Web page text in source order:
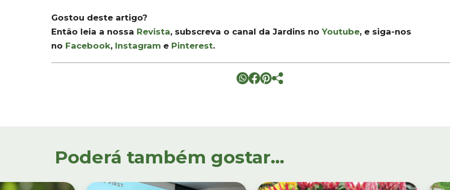
Gostou deste artigo?
Então leia a nossa Revista, subscreva o canal da Jardins noYoutube, e siga-nos
no Facebook, Instagram e Pinterest.
Poderá também gostar...